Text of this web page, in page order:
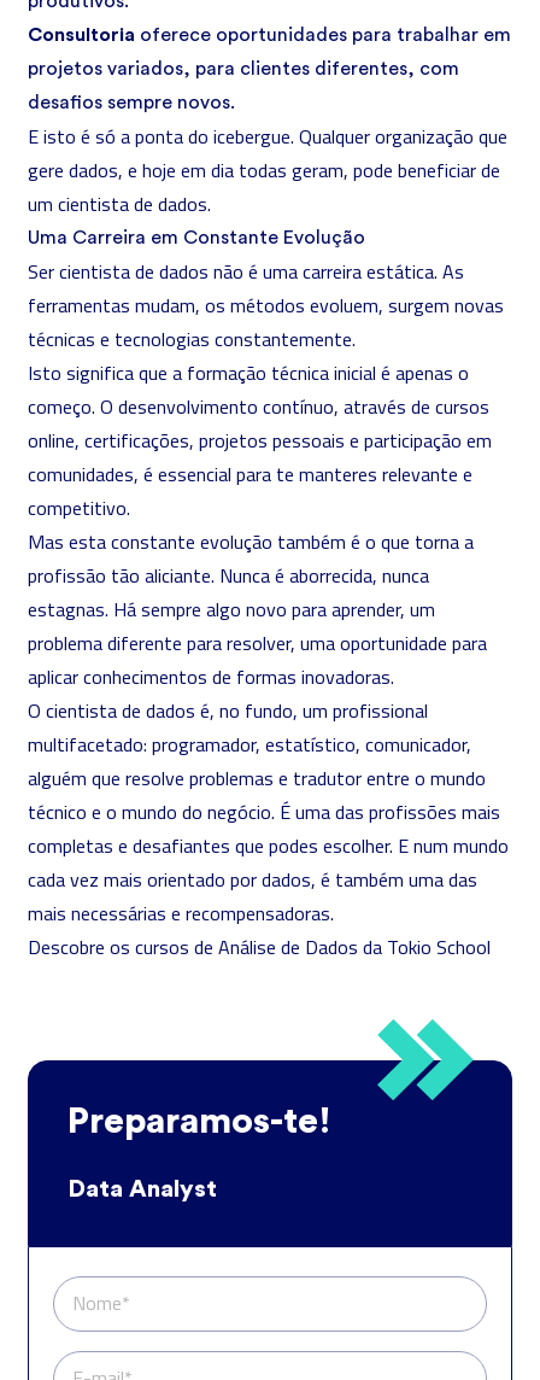
Consultoria oferece oportunidades para trabalhar em
projetos variados, para clientes diferentes, com
desafios sempre novos.
E isto é só a ponta do icebergue. Qualquer organização que
gere dados, e hoje em dia todas geram, pode beneficiar de
um cientista de dados.
Uma Carreira em Constante Evolução
Ser cientista de dados não é uma carreira estática. As
ferramentas mudam, os métodos evoluem, surgem novas
técnicas e tecnologias constantemente.
Isto significa que a formação técnica inicial é apenas o
começo. O desenvolvimento contínuo, através de cursos
online, certificações, projetos pessoais e participação em
comunidades, é essencial para te manteres relevante e
competitivo.
Mas esta constante evolução também é o que torna a
profissão tão aliciante. Nunca é aborrecida, nunca
estagnas. Há sempre algo novo para aprender, um
problema diferente para resolver, uma oportunidade para
aplicar conhecimentos de formas inovadoras.
O cientista de dados é, no fundo, um profissional
multifacetado: programador, estatístico, comunicador,
alguém que resolve problemas e tradutor entre o mundo
técnico e o mundo do negócio. É uma das profissões mais
completas e desafiantes que podes escolher. E num mundo
cada vez mais orientado por dados, é também uma das
mais necessárias e recompensadoras.
Descobre os cursos de Análise de Dados da Tokio School
Preparamos-te!
Data Analyst
Nome*